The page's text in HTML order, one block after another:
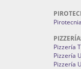
Pizzería
Pizzería
Pizzería